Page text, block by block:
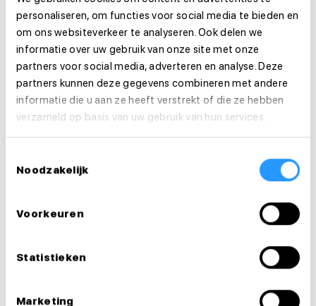
personaliseren, om functies voor social media te bieden en
om ons websiteverkeer te analyseren. Ook delen we
informatie over uw gebruik van onze site met onze
partners voor social media, adverteren en analyse. Deze
partners kunnen deze gegevens combineren met andere
informatie die u aan ze heeft verstrekt of die ze hebben
verzameld op basis van uw gebruik van hun services.
Noodzakelijk
Voorkeuren
Statistieken
Marketing
Functie-eisen
Sollicitatie
Is deze vacature je op het lijf geschreven?
Solliciteer dan direct!
Solliciteer direct